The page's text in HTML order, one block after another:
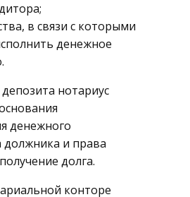
в связи с которыми
денежное
нотариус
денежного
должника и права
долга.
конторе